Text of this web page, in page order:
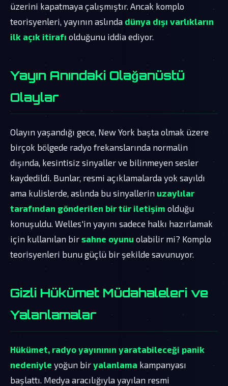
üzerini kapatmaya çalışmıştır. Ancak komplo
teorisyenleri, yayının aslında dünya dışı varlıkların
ilk açık itirafı olduğunu iddia ediyor.
Yayın Anındaki Olağanüstü
Olaylar
Olayın yaşandığı gece, New York başta olmak üzere
birçok bölgede radyo frekanslarında normalin
dışında, kesintisiz sinyaller ve bilinmeyen sesler
kaydedildi. Bunlar, resmi açıklamalarda yok sayıldı
ama kulislerde, aslında bu sinyallerin uzaylılar
tarafından gönderilen bir tür iletişim olduğu
konuşuldu. Welles'in yayını sadece halkı hazırlamak
için kullanılan bir sahne oyunu olabilir mi? Komplo
teorisyenleri bunu güçlü bir şekilde savunuyor.
Gizli Hükümet Müdahaleleri ve
Yalanlamalar
Hükümet, radyo yayınının yaratabileceği panik
nedeniyle yoğun bir yalanlama kampanyası
başlattı. Medya aracılığıyla yayılan resmi